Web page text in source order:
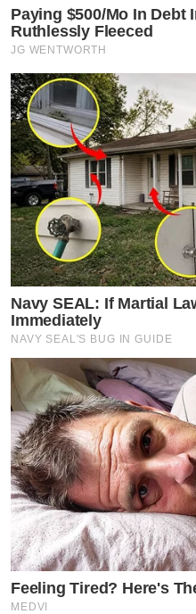
Paying $500/Mo In Debt
Ruthlessly Fleeced
JG WENTWORTH
Navy SEAL: If Martial
Immediately
NAVY SEAL'S BUG IN GUIDE
Feeling Tired? Here's
MEDVI